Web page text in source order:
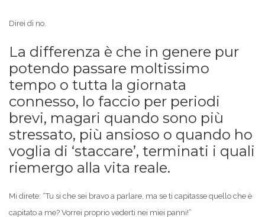
Direi di no.
La differenza è che in genere pur
potendo passare moltissimo
tempo o tutta la giornata
connesso, lo faccio per periodi
brevi, magari quando sono più
stressato, più ansioso o quando ho
voglia di ‘staccare’, terminati i quali
riemergo alla vita reale.
Mi direte: “Tu si che sei bravo a parlare, ma se ti capitasse quello che è
capitato a me? Vorrei proprio vederti nei miei panni!”